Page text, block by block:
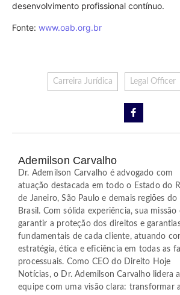
desenvolvimento profissional contínuo.
Fonte: www.oab.org.br
Carreira Jurídica Legal Officer
Ademilson Carvalho
Dr. Ademilson Carvalho é advogado com
atuação destacada em todo o Estado do
de Janeiro, São Paulo e demais regiões do
Brasil. Com sólida experiência, sua missão
garantir a proteção dos direitos e
fundamentais de cada cliente, atuando
estratégia, ética e eficiência em todas as
processuais. Como CEO do Direito Hoje
Notícias, o Dr. Ademilson Carvalho lidera a
equipe com uma visão clara: transformar a